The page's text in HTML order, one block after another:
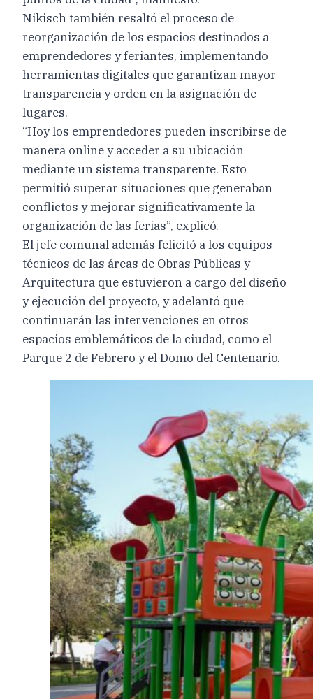
Nikisch también resaltó el proceso de
reorganización de los espacios destinados a
emprendedores y feriantes, implementando
herramientas digitales que garantizan mayor
transparencia y orden en la asignación de
lugares.
“Hoy los emprendedores pueden inscribirse de
manera online y acceder a su ubicación
mediante un sistema transparente. Esto
permitió superar situaciones que generaban
conflictos y mejorar significativamente la
organización de las ferias”, explicó.
El jefe comunal además felicitó a los equipos
técnicos de las áreas de Obras Públicas y
Arquitectura que estuvieron a cargo del diseño
y ejecución del proyecto, y adelantó que
continuarán las intervenciones en otros
espacios emblemáticos de la ciudad, como el
Parque 2 de Febrero y el Domo del Centenario.